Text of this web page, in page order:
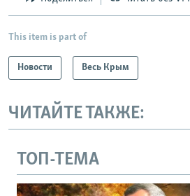
This item is part of
Новости Весь Крым
ЧИТАЙТЕ ТАКЖЕ:
ТОП-ТЕМА